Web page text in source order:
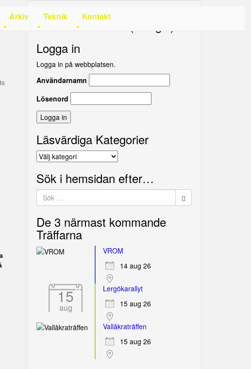
Arkiv Teknik Kontakt
Translate this site (Google)
Logga in
Logga in på webbplatsen.
Användarnamn
Lösenord
Läsvärdiga Kategorier
Läsvärdiga
Kategorier
Sök i hemsidan efter…
Sök
efter:
De 3 närmast kommande
Träffarna
VROM
14 aug 26
15
aug
Lergökarallyt
15 aug 26
Vallåkraträffen
15 aug 26